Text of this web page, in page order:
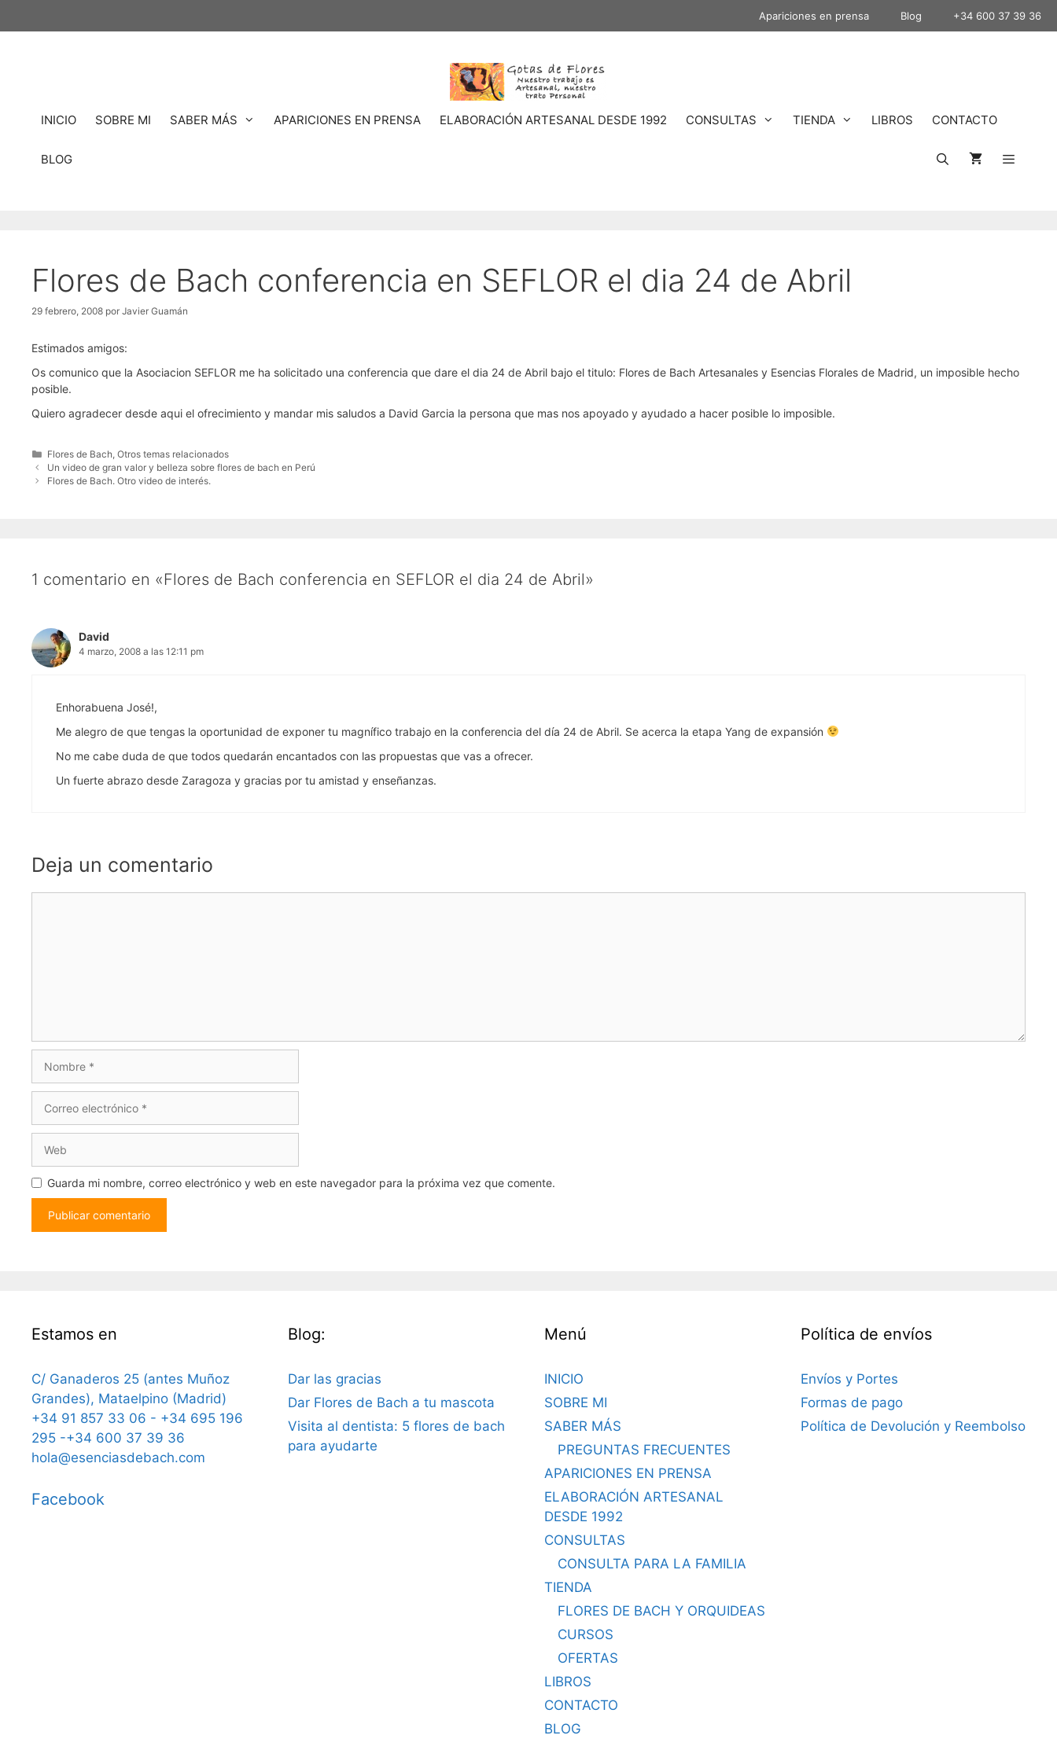
Apariciones en prensa Blog +34 600 37 39 36
INICIO SOBRE MI SABER MÁS APARICIONES EN PRENSA ELABORACIÓN ARTESANAL DESDE 1992 CONSULTAS TIENDA LIBROS CONTACTO
BLOG
Flores de Bach conferencia en SEFLOR el dia 24 de Abril
29 febrero, 2008 por Javier Guamán
Estimados amigos:
Os comunico que la Asociacion SEFLOR me ha solicitado una conferencia que dare el dia 24 de Abril bajo el titulo: Flores de Bach Artesanales y Esencias Florales de Madrid, un imposible hecho
posible.
Quiero agradecer desde aqui el ofrecimiento y mandar mis saludos a David Garcia la persona que mas nos apoyado y ayudado a hacer posible lo imposible.
Categorías
Flores de Bach,Otros temas relacionados
Un video de gran valor y belleza sobre flores de bach en Perú
Flores de Bach. Otro video de interés.
1 comentario en «Flores de Bach conferencia en SEFLOR el dia 24 de Abril»
David
4 marzo, 2008 a las 12:11 pm
Enhorabuena José!,
Me alegro de que tengas la oportunidad de exponer tu magnífico trabajo en la conferencia del día 24 de Abril. Se acerca la etapa Yang de expansión
No me cabe duda de que todos quedarán encantados con las propuestas que vas a ofrecer.
Un fuerte abrazo desde Zaragoza y gracias por tu amistad y enseñanzas.
Deja un comentario
electrónico
Guarda mi nombre, correo electrónico y web en este navegador para la próxima vez que comente.
Estamos en
C/ Ganaderos 25 (antes Muñoz
Grandes), Mataelpino (Madrid)
+34 91 857 33 06 - +34 695 196
295 -+34 600 37 39 36
hola@esenciasdebach.com
Facebook
Blog:
Dar las gracias
Dar Flores de Bach a tu mascota
Visita al dentista: 5 flores de bach
para ayudarte
Menú
INICIO
SOBRE MI
SABER MÁS
PREGUNTAS FRECUENTES
APARICIONES EN PRENSA
ELABORACIÓN ARTESANAL
DESDE 1992
CONSULTAS
CONSULTA PARA LA FAMILIA
TIENDA
FLORES DE BACH Y ORQUIDEAS
CURSOS
OFERTAS
LIBROS
CONTACTO
BLOG
Política de envíos
Envíos y Portes
Formas de pago
Política de Devolución y Reembolso